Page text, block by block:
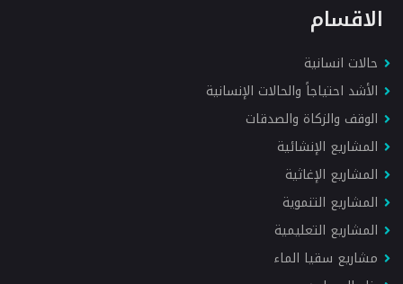
الاقسام
حالات انسانية
الأشد احتياجاً والحالات الإنسانية
الوقف والزكاة والصدقات
المشاريع الإنشائية
المشاريع الإغاثية
المشاريع التنموية
المشاريع التعليمية
مشاريع سقيا الماء